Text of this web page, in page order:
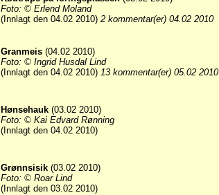
Foto: © Erlend Moland
(Innlagt den 04.02 2010) 2 kommentar(er) 04.02 2010
Granmeis (04.02 2010)
Foto: © Ingrid Husdal Lind
(Innlagt den 04.02 2010) 13 kommentar(er) 05.02 2010
Hønsehauk (03.02 2010)
Foto: © Kai Edvard Rønning
(Innlagt den 04.02 2010)
Grønnsisik (03.02 2010)
Foto: © Roar Lind
(Innlagt den 03.02 2010)